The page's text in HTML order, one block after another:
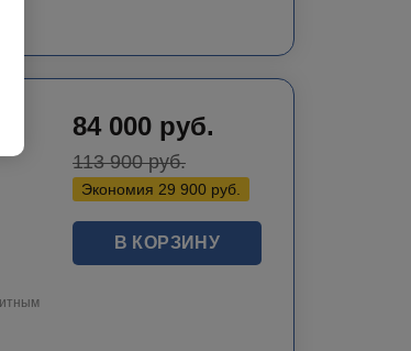
84 000 руб.
113 900руб.
Экономия 29 900 руб.
В КОРЗИНУ